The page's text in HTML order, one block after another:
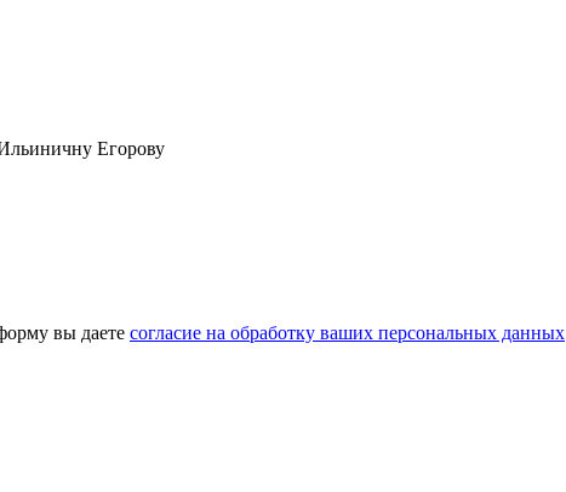
Егорову
вы даете согласие на обработку ваших персональных данных